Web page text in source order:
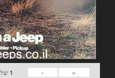
«
‹
1 של